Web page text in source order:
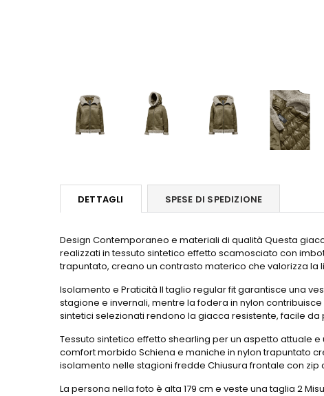
DETTAGLI SPESE DI SPEDIZIONE
Design Contemporaneo e materiali di qualità Questa
realizzati in tessuto sintetico effetto scamosciato con
trapuntato, creano un contrasto materico che valorizza
Isolamento e Praticità Il taglio regular fit garantisce una
stagione e invernali, mentre la fodera in nylon
sintetici selezionati rendono la giacca resistente, facile da
Tessuto sintetico effetto shearling per un aspetto attuale
comfort morbido Schiena e maniche in nylon trapuntato
isolamento nelle stagioni fredde Chiusura frontale con
La persona nella foto è alta 179 cm e veste una taglia 2